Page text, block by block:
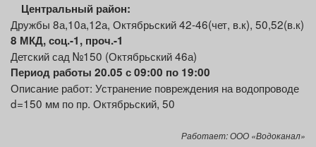
Центральный район:
Дружбы 8а,10а,12а, Октябрьский 42-46(чет, в.к), 50,52(в.к)
8 МКД, соц.-1, проч.-1
Детский сад №150 (Октябрьский 46а)
Период работы 20.05 с 09:00 по 19:00
Описание работ: Устранение повреждения на водопроводе
d=150 мм по пр. Октябрьский, 50
Работает: ООО «Водоканал»